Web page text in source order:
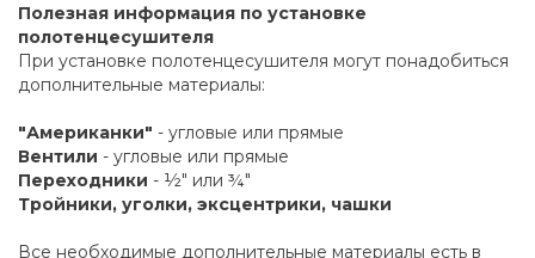
Полезная информация по установке
полотенцесушителя
При установке полотенцесушителя могут понадобиться
дополнительные материалы:
"Американки" - угловые или прямые
Вентили - угловые или прямые
Переходники - ½" или ¾"
Тройники, уголки, эксцентрики, чашки
Все необходимые дополнительные материалы есть в